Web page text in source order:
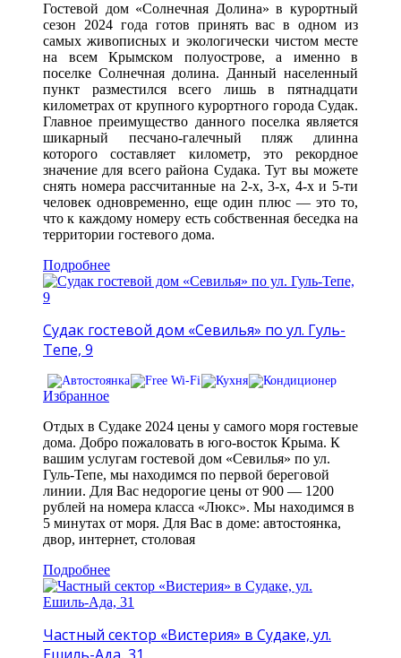
Гостевой дом «Солнечная Долина» в курортный
сезон 2024 года готов принять вас в одном из
самых живописных и экологически чистом месте
на всем Крымском полуострове, а именно в
поселке Солнечная долина. Данный населенный
пункт разместился всего лишь в пятнадцати
километрах от крупного курортного города Судак.
Главное преимущество данного поселка является
шикарный песчано-галечный пляж длинна
которого составляет километр, это рекордное
значение для всего района Судака. Тут вы можете
снять номера рассчитанные на 2-х, 3-х, 4-х и 5-ти
человек одновременно, еще один плюс — это то,
что к каждому номеру есть собственная беседка на
территории гостевого дома.
Подробнее
Судак гостевой дом «Севилья» по ул. Гуль-
Тепе, 9
Избранное
Отдых в Судаке 2024 цены у самого моря гостевые
дома. Добро пожаловать в юго-восток Крыма. К
вашим услугам гостевой дом «Севилья» по ул.
Гуль-Тепе, мы находимся по первой береговой
линии. Для Вас недорогие цены от 900 — 1200
рублей на номера класса «Люкс». Мы находимся в
5 минутах от моря. Для Вас в доме: автостоянка,
двор, интернет, столовая
Подробнее
Частный сектор «Вистерия» в Судаке, ул.